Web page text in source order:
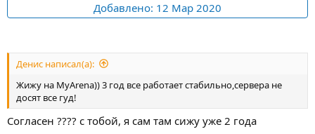
Добавлено: 12 Мар 2020
Денис написал(а):
Жижу на MyArena)) 3 год все работает стабильно,сервера не
досят все гуд!
Согласен ???? с тобой, я сам там сижу уже 2 года